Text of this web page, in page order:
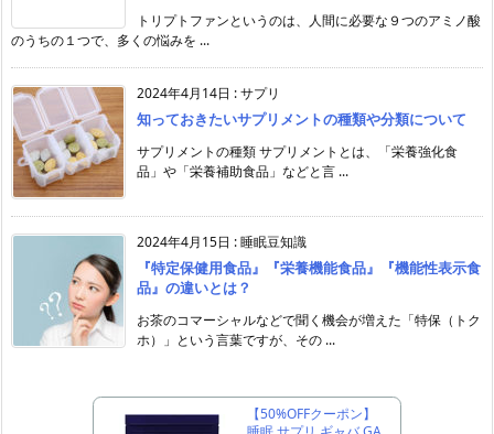
トリプトファンというのは、人間に必要な９つのアミノ酸
のうちの１つで、多くの悩みを ...
2024年4月14日 :サプリ
知っておきたいサプリメントの種類や分類について
サプリメントの種類 サプリメントとは、「栄養強化食
品」や「栄養補助食品」などと言 ...
2024年4月15日 :睡眠豆知識
『特定保健用食品』『栄養機能食品』『機能性表示食
品』の違いとは？
お茶のコマーシャルなどで聞く機会が増えた「特保（トク
ホ）」という言葉ですが、その ...
【50%OFFクーポン】